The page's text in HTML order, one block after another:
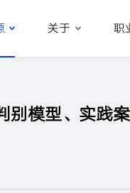
关于 职
模型、实践